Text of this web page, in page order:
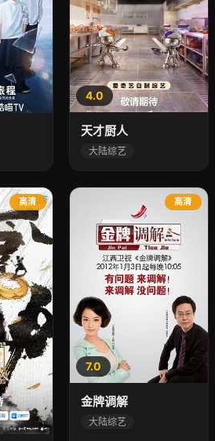
4.0
天才厨人
大陆综艺
高清 高清
7.0
金牌调解
大陆综艺